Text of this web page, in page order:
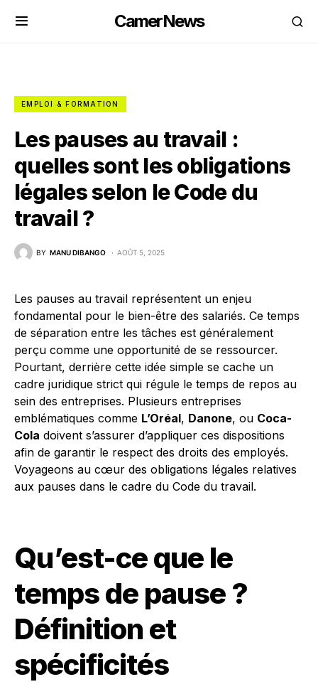
CamerNews
EMPLOI & FORMATION
Les pauses au travail :
quelles sont les obligations
légales selon le Code du
travail ?
BY MANU DIBANGO AOÛT 5, 2025
Les pauses au travail représentent un enjeu
fondamental pour le bien-être des salariés. Ce temps
de séparation entre les tâches est généralement
perçu comme une opportunité de se ressourcer.
Pourtant, derrière cette idée simple se cache un
cadre juridique strict qui régule le temps de repos au
sein des entreprises. Plusieurs entreprises
emblématiques comme L’Oréal, Danone, ou Coca-
Cola doivent s’assurer d’appliquer ces dispositions
afin de garantir le respect des droits des employés.
Voyageons au cœur des obligations légales relatives
aux pauses dans le cadre du Code du travail.
Qu’est-ce que le
temps de pause ?
Définition et
spécificités